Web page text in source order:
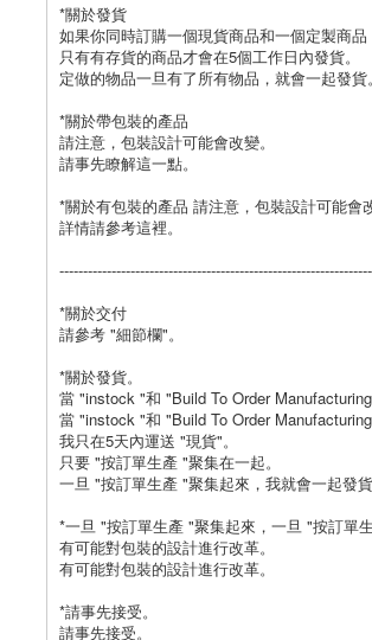
*關於發貨
如果你同時訂購一個現貨商品和一個定製商品
只有有存貨的商品才會在5個工作日內發貨。
定做的物品一旦有了所有物品，就會一起發貨。
*關於帶包裝的產品
請注意，包裝設計可能會改變。
請事先瞭解這一點。
*關於有包裝的產品 請注意，包裝設計可能會
詳情請參考這裡。
*關於交付
請參考 "細節欄"。
*關於發貨。
當 "instock "和 "Build To Order
當 "instock "和 "Build To Order Manufacturing
我只在5天內運送 "現貨"。
只要 "按訂單生產 "聚集在一起。
一旦 "按訂單生產 "聚集起來，我就會一起發貨
*一旦 "按訂單生產 "聚集起來，一旦 "按訂單
有可能對包裝的設計進行改革。
有可能對包裝的設計進行改革。
*請事先接受。
請事先接受。